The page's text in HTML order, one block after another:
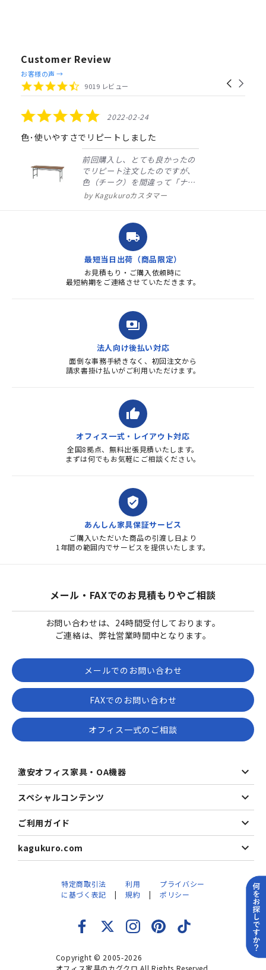
Customer Review
Reviews
carousel
Carousel
4.4
star
9019 レビュー
お客様の声 →
5.0
star
rating
2022-02-24
色･使いやすさでリピートしました
前回購入し、とても良かったの
でリピート注文したのですが、
色（チーク）を間違って「ナチ
ュラル」としてしまいました。
ました。商品到着も早く、品
質・使いやすさで満足していま
す。また、リピートするときは
よろしくお...
Kagukuroカスタマー
local_shipping
最短当日出荷（商品限定）
お見積もり・ご購入依頼時に
最短納期をご連絡させていただきます。
payments
法人向け後払い対応
面倒な事務手続きなく、初回注文から
請求書掛け払いがご利用いただけます。
thumb_up
オフィス一式・レイアウト対応
全国8拠点、無料出張見積いたします。
まずは何でもお気軽にご相談ください。
verified_user
あんしん家具保証サービス
ご購入いただいた商品の引渡し日より
1年間の範囲内でサービスを提供いたします。
メール・FAXでのお見積もりやご相談
お問い合わせは、24時間受付しております。
ご連絡は、弊社営業時間中となります。
メールでのお問い合わせ
FAXでのお問い合わせ
オフィス一式のご相談
激安オフィス家具・OA機器
スペシャルコンテンツ
ご利用ガイド
kagukuro.com
Copyright © 2005-2026
特定商取引法
に基づく表記
利用
規約
プライバシー
ポリシー